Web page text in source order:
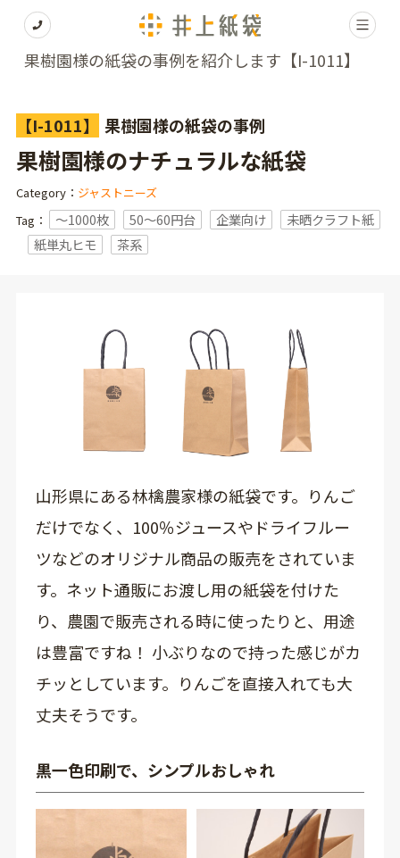
果樹園様の紙袋の事例を紹介します【I-1011】
【I-1011】 果樹園様の紙袋の事例
果樹園様のナチュラルな紙袋
Category： ジャストニーズ
Tag：
〜1000枚 50～60円台 企業向け
未晒クラフト紙
紙単丸ヒモ
茶系
山形県にある林檎農家様の紙袋です。りんご
だけでなく、100％ジュースやドライフルー
ツなどのオリジナル商品の販売をされていま
す。ネット通販にお渡し用の紙袋を付けた
り、農園で販売される時に使ったりと、用途
は豊富ですね！ 小ぶりなので持った感じがカ
チッとしています。りんごを直接入れても大
丈夫そうです。
黒一色印刷で、シンプルおしゃれ